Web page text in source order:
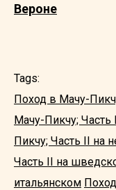
Вероне
Tags:
Поход в Мачу-
Мачу-Пикчу; Часть
Пикчу; Часть II на
Часть II на
итальянском